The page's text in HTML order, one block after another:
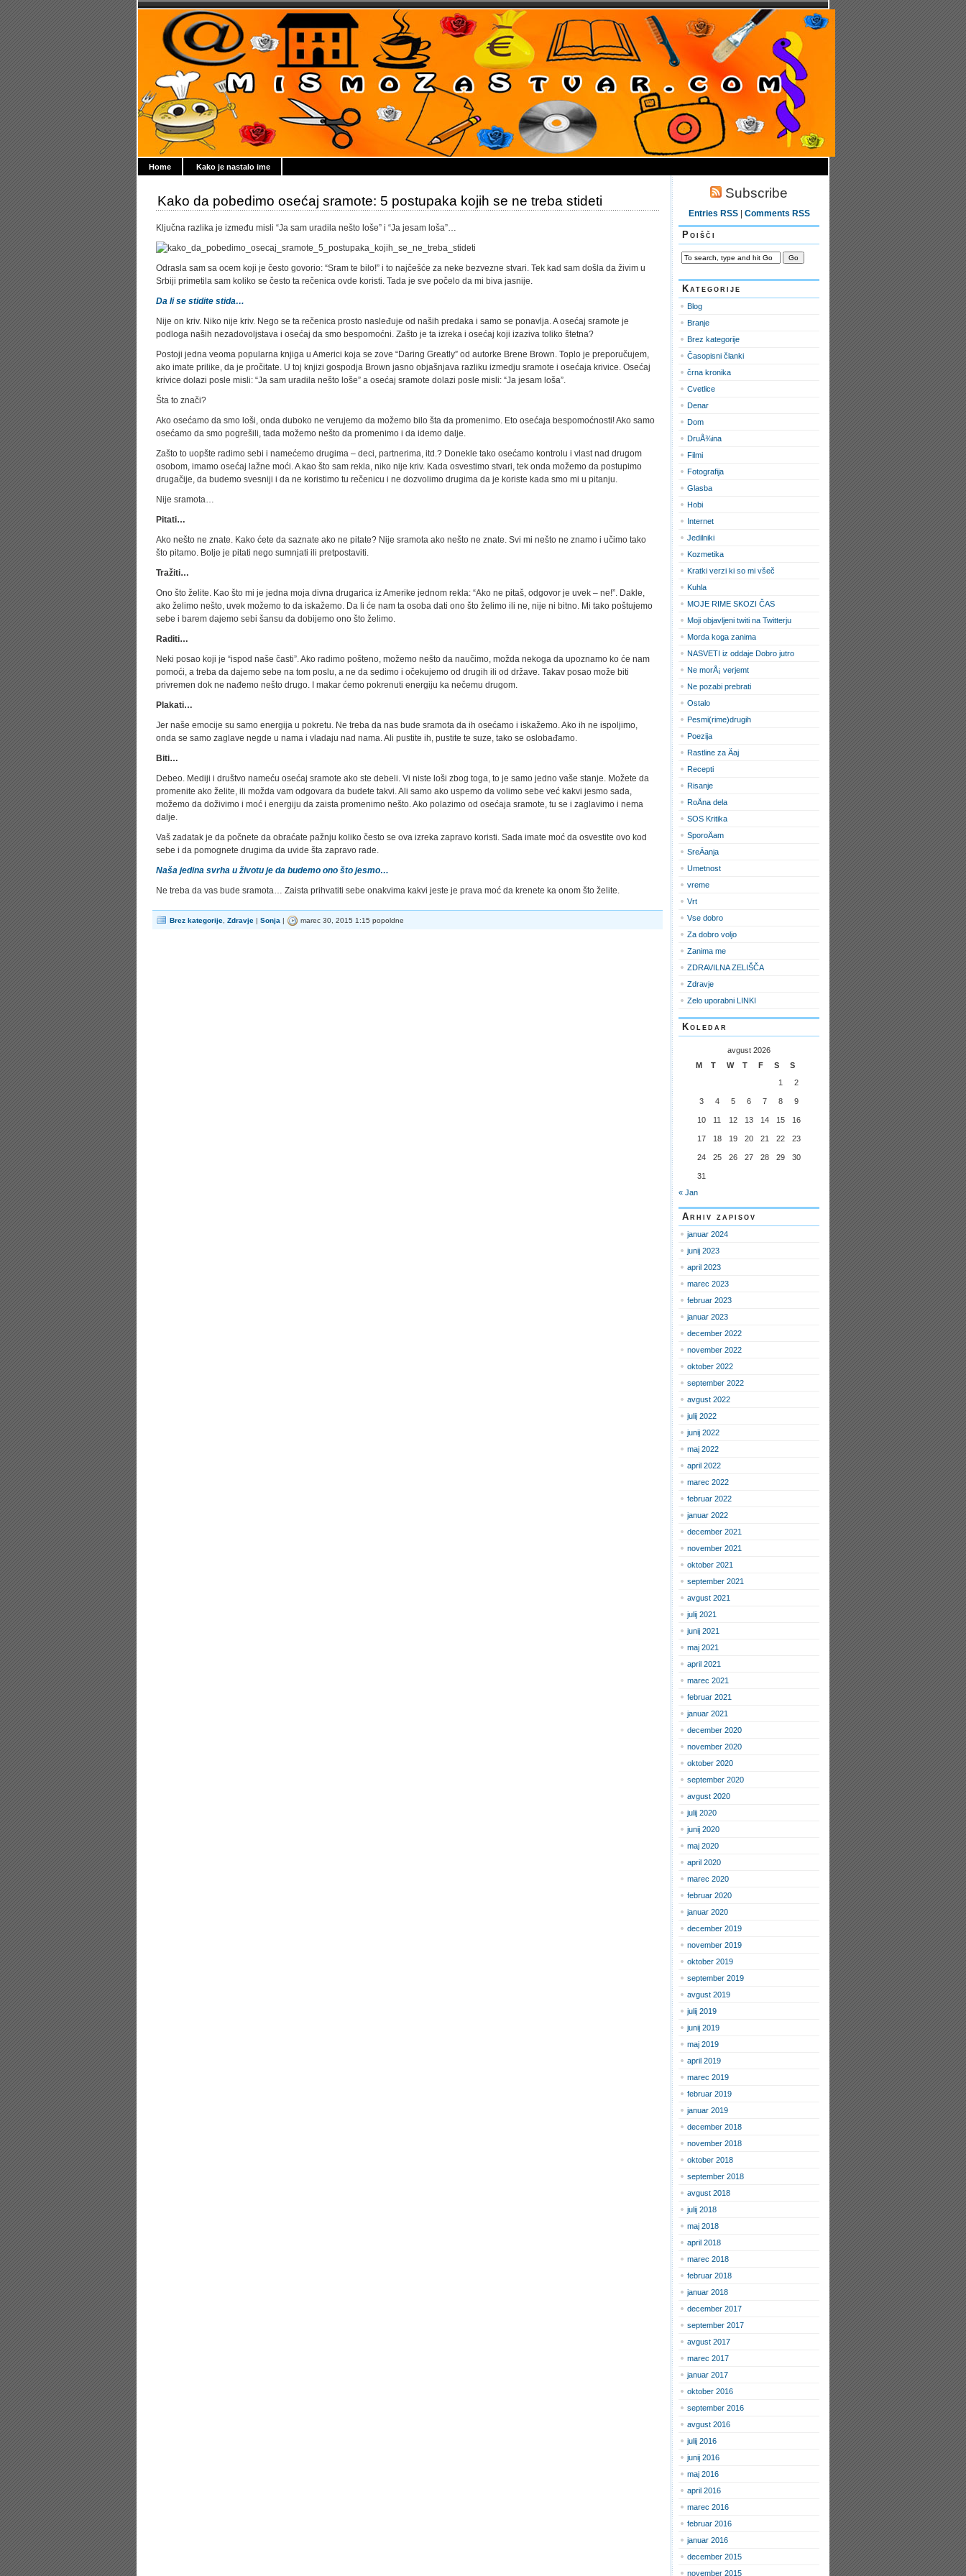
Home Kako je nastalo ime
Kako da pobedimo osećaj sramote: 5 postupaka kojih se ne treba stideti
Ključna razlika je između misli “Ja sam uradila nešto loše” i “Ja jesam loša”…
Odrasla sam sa ocem koji je često govorio: “Sram te bilo!” i to najčešće za neke bezvezne stvari. Tek kad sam došla da živim u
Srbiji primetila sam koliko se često ta rečenica ovde koristi. Tada je sve počelo da mi biva jasnije.
Da li se stidite stida…
Nije on kriv. Niko nije kriv. Nego se ta rečenica prosto nasleđuje od naših predaka i samo se ponavlja. A osećaj sramote je
podloga naših nezadovoljstava i osećaj da smo bespomoćni. Zašto je ta izreka i osećaj koji izaziva toliko štetna?
Postoji jedna veoma popularna knjiga u Americi koja se zove “Daring Greatly” od autorke Brene Brown. Toplo je preporučujem,
ako imate prilike, da je pročitate. U toj knjizi gospodja Brown jasno objašnjava razliku izmedju sramote i osećaja krivice. Osećaj
krivice dolazi posle misli: “Ja sam uradila nešto loše” a osećaj sramote dolazi posle misli: “Ja jesam loša”.
Šta to znači?
Ako osećamo da smo loši, onda duboko ne verujemo da možemo bilo šta da promenimo. Eto osećaja bespomoćnosti! Ako samo
osećamo da smo pogrešili, tada možemo nešto da promenimo i da idemo dalje.
Zašto to uopšte radimo sebi i namećemo drugima – deci, partnerima, itd.? Donekle tako osećamo kontrolu i vlast nad drugom
osobom, imamo osećaj lažne moći. A kao što sam rekla, niko nije kriv. Kada osvestimo stvari, tek onda možemo da postupimo
drugačije, da budemo svesniji i da ne koristimo tu rečenicu i ne dozvolimo drugima da je koriste kada smo mi u pitanju.
Nije sramota…
Pitati…
Ako nešto ne znate. Kako ćete da saznate ako ne pitate? Nije sramota ako nešto ne znate. Svi mi nešto ne znamo i učimo tako
što pitamo. Bolje je pitati nego sumnjati ili pretpostaviti.
Tražiti…
Ono što želite. Kao što mi je jedna moja divna drugarica iz Amerike jednom rekla: “Ako ne pitaš, odgovor je uvek – ne!”. Dakle,
ako želimo nešto, uvek možemo to da iskažemo. Da li će nam ta osoba dati ono što želimo ili ne, nije ni bitno. Mi tako poštujemo
sebe i barem dajemo sebi šansu da dobijemo ono što želimo.
Raditi…
Neki posao koji je “ispod naše časti”. Ako radimo pošteno, možemo nešto da naučimo, možda nekoga da upoznamo ko će nam
pomoći, a treba da dajemo sebe na tom poslu, a ne da sedimo i očekujemo od drugih ili od države. Takav posao može biti
privremen dok ne nađemo nešto drugo. I makar ćemo pokrenuti energiju ka nečemu drugom.
Plakati…
Jer naše emocije su samo energija u pokretu. Ne treba da nas bude sramota da ih osećamo i iskažemo. Ako ih ne ispoljimo,
onda se samo zaglave negde u nama i vladaju nad nama. Ali pustite ih, pustite te suze, tako se oslobađamo.
Biti…
Debeo. Mediji i društvo nameću osećaj sramote ako ste debeli. Vi niste loši zbog toga, to je samo jedno vaše stanje. Možete da
promenite ako želite, ili možda vam odgovara da budete takvi. Ali samo ako uspemo da volimo sebe već kakvi jesmo sada,
možemo da doživimo i moć i energiju da zaista promenimo nešto. Ako polazimo od osećaja sramote, tu se i zaglavimo i nema
dalje.
Vaš zadatak je da počnete da obraćate pažnju koliko često se ova izreka zapravo koristi. Sada imate moć da osvestite ovo kod
sebe i da pomognete drugima da uvide šta zapravo rade.
Naša jedina svrha u životu je da budemo ono što jesmo…
Ne treba da vas bude sramota… Zaista prihvatiti sebe onakvima kakvi jeste je prava moć da krenete ka onom što želite.
Brez kategorije Zdravje | Sonja | marec 30, 2015 1:15 popoldne
Subscribe
Entries RSS| Comments RSS
Poišči
Kategorije
Blog
Branje
Brez kategorije
Časopisni članki
črna kronika
Cvetlice
Denar
Dom
DruÅ¾ina
Filmi
Fotografija
Glasba
Hobi
Internet
Jedilniki
Kozmetika
Kratki verzi ki so mi všeč
Kuhla
MOJE RIME SKOZI ČAS
Moji objavljeni twiti na Twitterju
Morda koga zanima
NASVETI iz oddaje Dobro jutro
Ne morÅ¡ verjemt
Ne pozabi prebrati
Ostalo
Pesmi(rime)drugih
Poezija
Rastline za Äaj
Recepti
Risanje
RoÄna dela
SOS Kritika
SporoÄam
SreÄanja
Umetnost
vreme
Vrt
Vse dobro
Za dobro voljo
Zanima me
ZDRAVILNA ZELIŠČA
Zdravje
Zelo uporabni LINKI
Koledar
avgust 2026
M
T W T F S
S
1
2
3 4 5 6 7 8 9
10 11 12 13 14 15 16
17 18 19 20 21 22 23
24 25 26 27 28 29 30
31
« Jan
Arhiv zapisov
januar 2024
junij 2023
april 2023
marec 2023
februar 2023
januar 2023
december 2022
november 2022
oktober 2022
september 2022
avgust 2022
julij 2022
junij 2022
maj 2022
april 2022
marec 2022
februar 2022
januar 2022
december 2021
november 2021
oktober 2021
september 2021
avgust 2021
julij 2021
junij 2021
maj 2021
april 2021
marec 2021
februar 2021
januar 2021
december 2020
november 2020
oktober 2020
september 2020
avgust 2020
julij 2020
junij 2020
maj 2020
april 2020
marec 2020
februar 2020
januar 2020
december 2019
november 2019
oktober 2019
september 2019
avgust 2019
julij 2019
junij 2019
maj 2019
april 2019
marec 2019
februar 2019
januar 2019
december 2018
november 2018
oktober 2018
september 2018
avgust 2018
julij 2018
maj 2018
april 2018
marec 2018
februar 2018
januar 2018
december 2017
september 2017
avgust 2017
marec 2017
januar 2017
oktober 2016
september 2016
avgust 2016
julij 2016
junij 2016
maj 2016
april 2016
marec 2016
februar 2016
januar 2016
december 2015
november 2015